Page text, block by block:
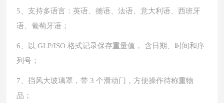
5、支持多语言：英语、德语、法语、意大利语、西班牙
语、葡萄牙语 ；
6、 以 GLP/ISO 格式记录保存重量值， 含日期、时间和序
列号 ；
7、挡风大玻璃罩，带 3 个滑动门，方便操作待称重物
品 ；